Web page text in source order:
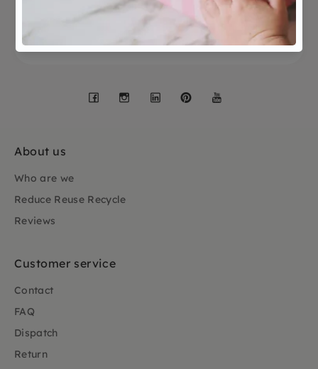
Let's stay in touch
Facebook
Instagram
LinkedInPinterest
About us
Who are we
Reduce Reuse Recycle
Reviews
Customer service
Contact
FAQ
Dispatch
Return